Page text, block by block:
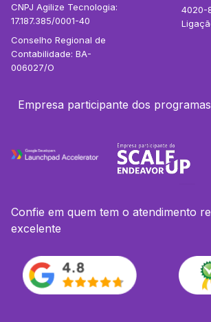
CNPJ Agilize Tecnologia:
17.187.385/0001-40
Conselho Regional de
Contabilidade: BA-
006027/O
4020-
Empresa participante dos
Confie em quem tem o atendimento
excelente